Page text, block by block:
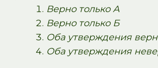
Верно только А
Верно только Б
Оба утверждения
Оба утверждения